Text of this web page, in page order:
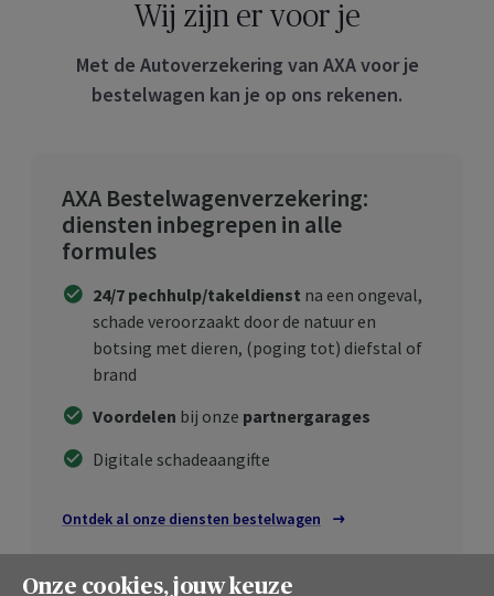
Wij zijn er voor je
Met de Autoverzekering van AXA voor je
bestelwagen kan je op ons rekenen.
AXA Bestelwagenverzekering:
diensten inbegrepen in alle
formules
24/7 pechhulp/takeldienst na een ongeval,
schade veroorzaakt door de natuur en
botsing met dieren, (poging tot) diefstal of
brand
Voordelen bij onze partnergarages
Digitale schadeaangifte
Ontdek al onze diensten bestelwagen
Onze cookies, jouw keuze